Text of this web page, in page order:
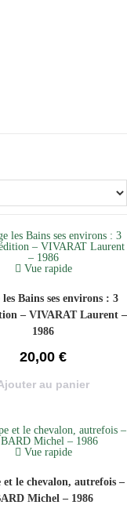
Vue rapide
Bains ses environs : 3
– VIVARAT Laurent –
1986
20,00 €
au panier
Vue rapide
et le chevalon, autrefois –
Michel – 1986